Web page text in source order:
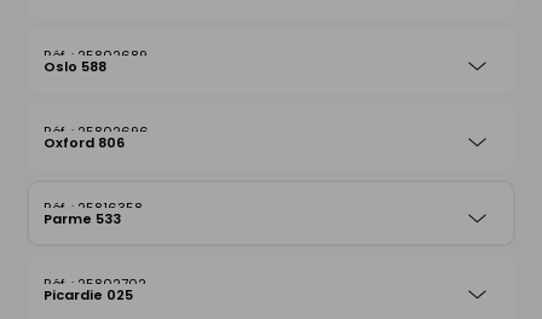
25802689
Oslo 588
25802696
Oxford 806
25816358
Parme 533
25802702
Picardie 025